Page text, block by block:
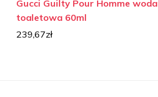
Gucci Guilty Pour Homme woda
toaletowa 60ml
239,67zł